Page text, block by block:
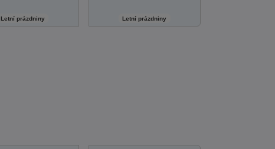
Letní prázdniny Letní prázdniny